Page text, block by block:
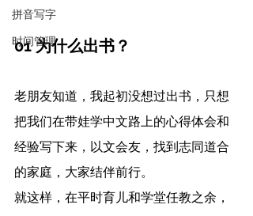
拼音写字
时间管理
01 为什么出书？
老朋友知道，我起初没想过出书，只想
把我们在带娃学中文路上的心得体会和
经验写下来，以文会友，找到志同道合
的家庭，大家结伴前行。
就这样，在平时育儿和学堂任教之余，